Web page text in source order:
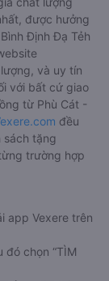
được hưởng
Định Đạ Tẻh
và uy tín
với bất cứ giao
từ Phù Cát -
đều
sách tặng
trường hợp
app Vexere trên
đó chọn “TÌM